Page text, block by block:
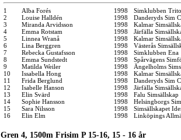
1 Alba Forés 1998
Simklubben
2
Louise Halldén 1998
Danderyds Sim
3
Miranda Arvidsson 1998
Kalmar
4
Emma Rotstam 1998
Järfälla
5
Linnea Wranå 1998
Kalmar
6
Lina Berggren 1998
Västerås
7
Rebecka Gustafsson 1998
Simklubben Ena
8
Emma Sundstedt 1998
Spårvägens
9
Matilda Weiler 1998
Ängelholms
10
Issabella Hong 1998
Kalmar
11
Frida Berglund 1998
Danderyds Sim
12
Isabelle Hanson 1998
Järfälla
13
Elin Svärd 1998
Falu Simsällskap
14
Sophie Hansson 1998
Helsingborgs
15
Sara Nilsson 1998
Simsällskapet
16
Elin Elm 1998 Linköpings
Gren 4, 1500m Frisim P 15-16, 15 - 16 år